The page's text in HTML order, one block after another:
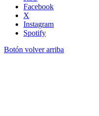
Facebook
X
Instagram
Spotify
Botón volver arriba